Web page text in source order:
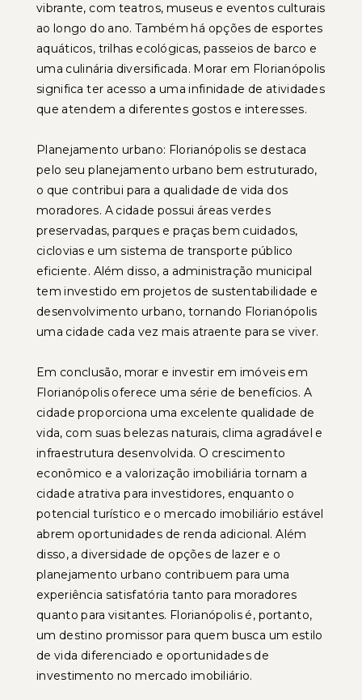
vibrante, com teatros, museus e eventos culturais
ao longo do ano. Também há opções de esportes
aquáticos, trilhas ecológicas, passeios de barco e
uma culinária diversificada. Morar em Florianópolis
significa ter acesso a uma infinidade de atividades
que atendem a diferentes gostos e interesses.
Planejamento urbano: Florianópolis se destaca
pelo seu planejamento urbano bem estruturado,
o que contribui para a qualidade de vida dos
moradores. A cidade possui áreas verdes
preservadas, parques e praças bem cuidados,
ciclovias e um sistema de transporte público
eficiente. Além disso, a administração municipal
tem investido em projetos de sustentabilidade e
desenvolvimento urbano, tornando Florianópolis
uma cidade cada vez mais atraente para se viver.
Em conclusão, morar e investir em imóveis em
Florianópolis oferece uma série de benefícios. A
cidade proporciona uma excelente qualidade de
vida, com suas belezas naturais, clima agradável e
infraestrutura desenvolvida. O crescimento
econômico e a valorização imobiliária tornam a
cidade atrativa para investidores, enquanto o
potencial turístico e o mercado imobiliário estável
abrem oportunidades de renda adicional. Além
disso, a diversidade de opções de lazer e o
planejamento urbano contribuem para uma
experiência satisfatória tanto para moradores
quanto para visitantes. Florianópolis é, portanto,
um destino promissor para quem busca um estilo
de vida diferenciado e oportunidades de
investimento no mercado imobiliário.